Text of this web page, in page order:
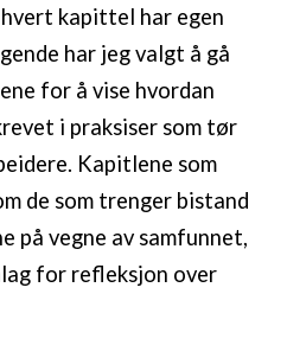
kapittel har egen
har jeg valgt å gå
for å vise hvordan
i praksiser som tør
Kapitlene som
de som trenger bistand
på vegne av samfunnet,
for refleksjon over